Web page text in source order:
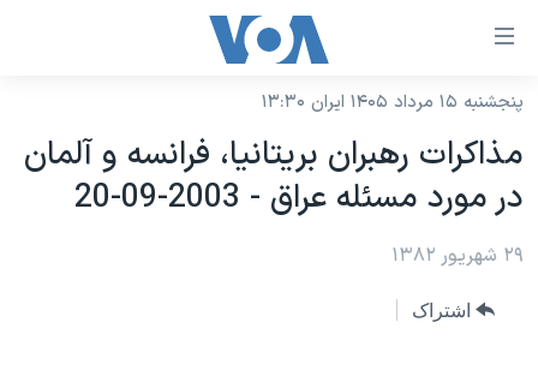
لینکهای
دسترسی
جهش
محتوای
اصلی
نسخه سبک وب‌سایت
موضوع ها
ایران
آمریکا
برنامه های تلویزیونی
جدول برنامه ها
پنجشنبه ۱۵ مرداد ۱۴۰۵ ایران ۱۳:۳۰
مذاکرات رهبران بريتانيا، فرانسه و آلمان
در مورد مسئله عراق - 2003-09-20
۲۹ شهریور ۱۳۸۲
اشتراک